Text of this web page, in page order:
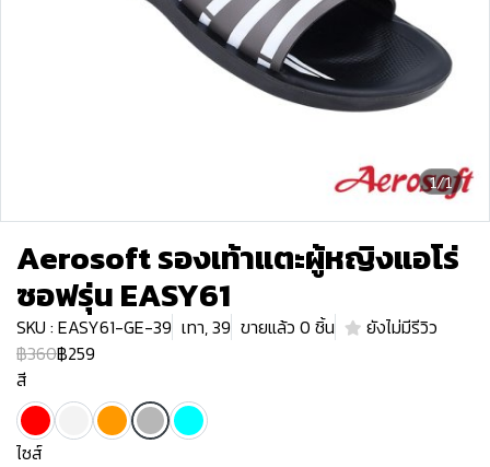
1/1
Aerosoft รองเท้าแตะผู้หญิงแอโร่
ซอฟรุ่น EASY61
SKU : EASY61-GE-39 เทา, 39 ขายแล้ว 0 ชิ้น
ยังไม่มีรีวิว
฿360฿259
สี
ไซส์